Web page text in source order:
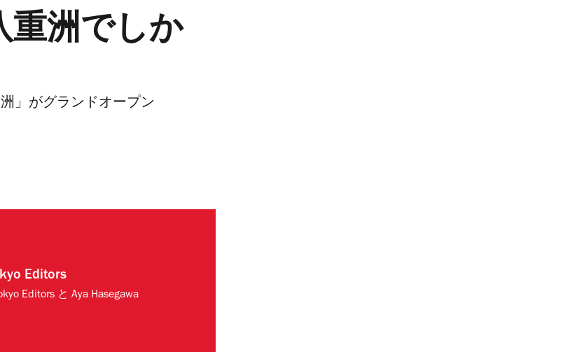
重洲でしか
」がグランドオープン
Editors
Editors とAya Hasegawa